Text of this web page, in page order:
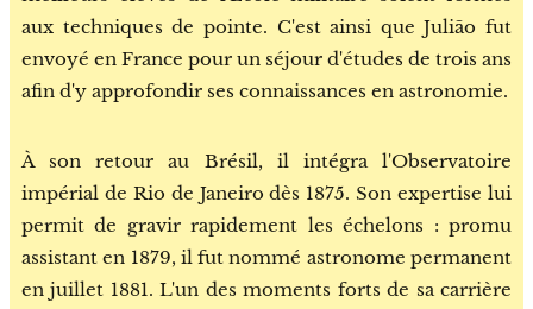
aux techniques de pointe. C'est ainsi que Julião fut
envoyé en France pour un séjour d'études de trois ans
afin d'y approfondir ses connaissances en astronomie.
À son retour au Brésil, il intégra l'Observatoire
impérial de Rio de Janeiro dès 1875. Son expertise lui
permit de gravir rapidement les échelons : promu
assistant en 1879, il fut nommé astronome permanent
en juillet 1881. L'un des moments forts de sa carrière